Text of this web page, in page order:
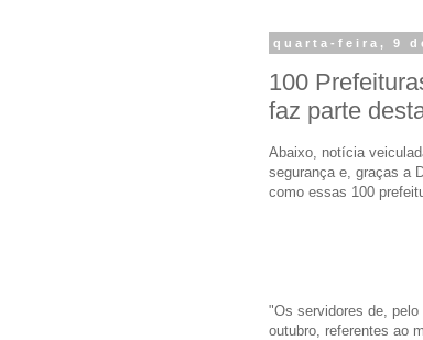
quarta-feira, 9
100
faz parte
Abaixo, notícia
segurança e, graças a
como essas 100
"Os servidores de,
outubro, referentes ao